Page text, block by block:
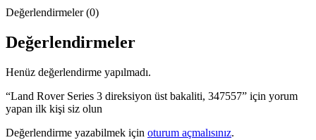
Değerlendirmeler (0)
Değerlendirmeler
Henüz değerlendirme yapılmadı.
“Land Rover Series 3 direksiyon üst bakaliti, 347557” için yorum
yapan ilk kişi siz olun
Değerlendirme yazabilmek için oturum açmalısınız.